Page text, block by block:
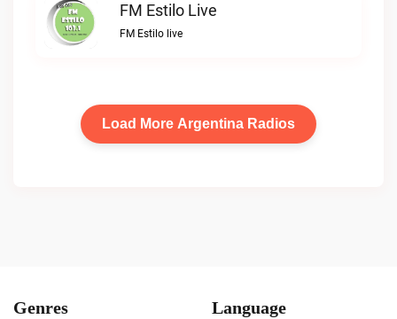
FM Estilo Live
FM Estilo live
Load More Argentina Radios
Genres Language